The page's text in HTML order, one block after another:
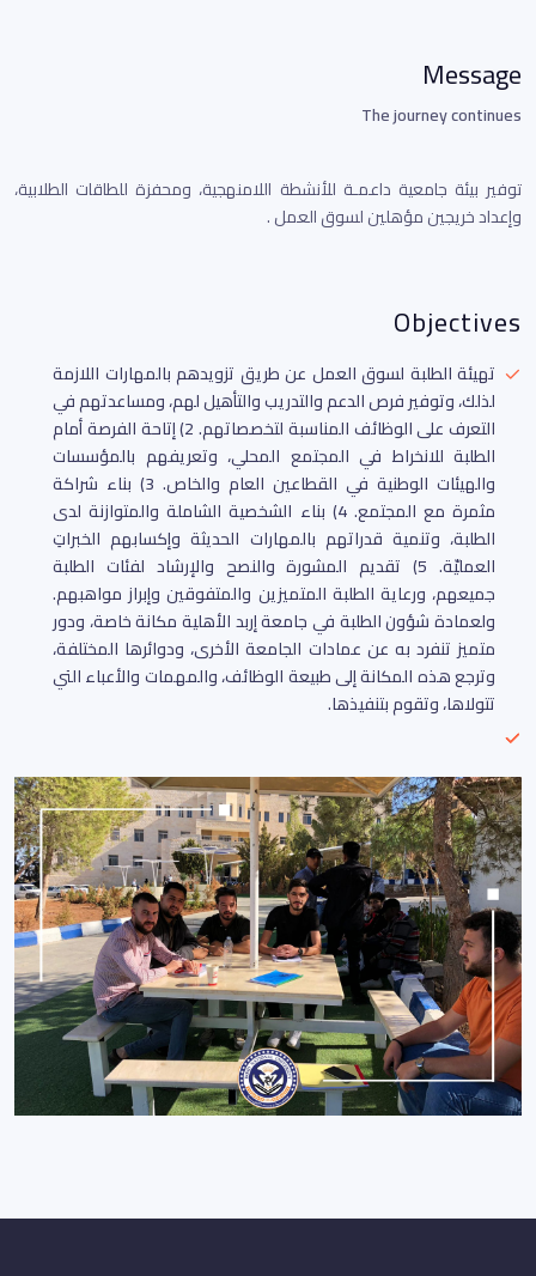
Message
The journey continues
توفير بيئة جامعية داعمـة للأنشطة اللامنهجية، ومحفزة للطاقات الطلابية،
وإعداد خريجين مؤهلين لسوق العمل .
Objectives
تهيئة الطلبة لسوق العمل عن طريق تزويدهم بالمهارات اللازمة
لذلك، وتوفير فرص الدعم والتدريب والتأهيل لهم، ومساعدتهم في
التعرف على الوظائف المناسبة لتخصصاتهم. 2) إتاحة الفرصة أمام
الطلبة للانخراط في المجتمع المحلي، وتعريفهم بالمؤسسات
والهيئات الوطنية في القطاعين العام والخاص. 3) بناء شراكة
مثمرة مع المجتمع. 4) بناء الشخصية الشاملة والمتوازنة لدى
الطلبة، وتنمية قدراتهم بالمهارات الحديثة وإكسابهم الخبراتِ
العمليّة. 5) تقديم المشورة والنصح والإرشاد لفئات الطلبة
جميعهم، ورعاية الطلبة المتميزين والمتفوقين وإبراز مواهبهم.
ولعمادة شؤون الطلبة في جامعة إربد الأهلية مكانة خاصة، ودور
متميز تنفرد به عن عمادات الجامعة الأخرى، ودوائرها المختلفة،
وترجع هذه المكانة إلى طبيعة الوظائف، والمهمات والأعباء التي
تتولاها، وتقوم بتنفيذها.